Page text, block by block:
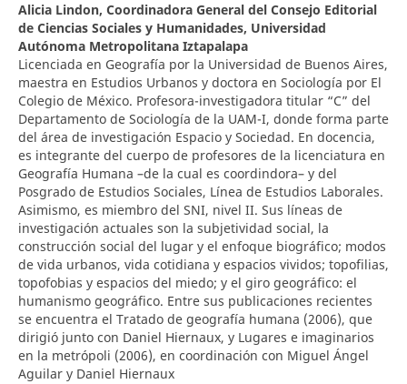
Alicia Lindon, Coordinadora General del Consejo Editorial
de Ciencias Sociales y Humanidades, Universidad
Autónoma Metropolitana Iztapalapa
Licenciada en Geografía por la Universidad de Buenos Aires,
maestra en Estudios Urbanos y doctora en Sociología por El
Colegio de México. Profesora-investigadora titular “C” del
Departamento de Sociología de la UAM-I, donde forma parte
del área de investigación Espacio y Sociedad. En docencia,
es integrante del cuerpo de profesores de la licenciatura en
Geografía Humana –de la cual es coordindora– y del
Posgrado de Estudios Sociales, Línea de Estudios Laborales.
Asimismo, es miembro del SNI, nivel II. Sus líneas de
investigación actuales son la subjetividad social, la
construcción social del lugar y el enfoque biográfico; modos
de vida urbanos, vida cotidiana y espacios vividos; topofilias,
topofobias y espacios del miedo; y el giro geográfico: el
humanismo geográfico. Entre sus publicaciones recientes
se encuentra el Tratado de geografía humana (2006), que
dirigió junto con Daniel Hiernaux, y Lugares e imaginarios
en la metrópoli (2006), en coordinación con Miguel Ángel
Aguilar y Daniel Hiernaux